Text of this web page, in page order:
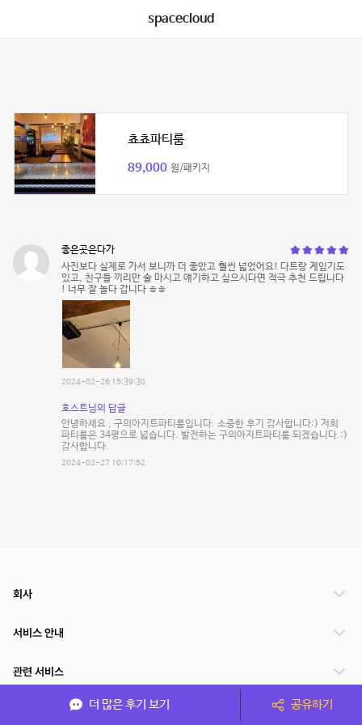
spacecloud
쵸쵸파티룸
89,000 원/패키지
좋은곳은다가
사진보다 실제로 가서 보니까 더 좋았고 훨씬 넓었어요! 다트랑 게임기도
있고, 친구들 끼리만 술 마시고 얘기하고 싶으시다면 적극 추천 드립니다
! 너무 잘 놀다 갑니다 ㅎㅎ
2024-02-26 15:39:30
호스트님의 답글
안녕하세요 , 구의아지트파티룸입니다. 소중한 후기 감사합니다:) 저희
파티룸은 34평으로 넓습니다. 발전하는 구의아지트파티룸 되겠습니다.:)
감사합니다.
2024-02-27 10:17:52
더 많은 후기 보기 공유하기
회사
서비스 안내
관련 서비스